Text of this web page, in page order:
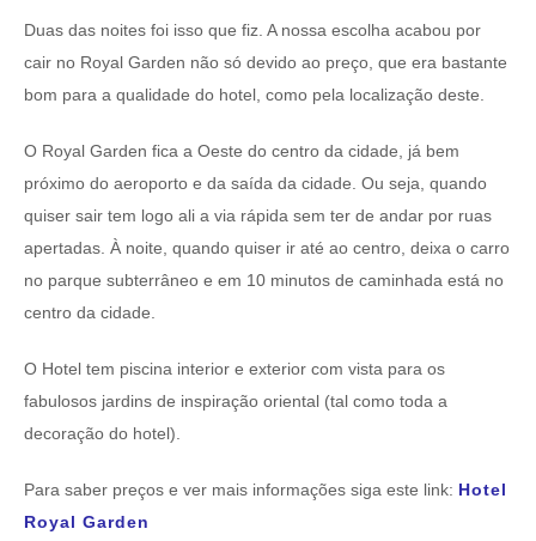
Duas das noites foi isso que fiz. A nossa escolha acabou por
cair no Royal Garden não só devido ao preço, que era bastante
bom para a qualidade do hotel, como pela localização deste.
O Royal Garden fica a Oeste do centro da cidade, já bem
próximo do aeroporto e da saída da cidade. Ou seja, quando
quiser sair tem logo ali a via rápida sem ter de andar por ruas
apertadas. À noite, quando quiser ir até ao centro, deixa o carro
no parque subterrâneo e em 10 minutos de caminhada está no
centro da cidade.
O Hotel tem piscina interior e exterior com vista para os
fabulosos jardins de inspiração oriental (tal como toda a
decoração do hotel).
Para saber preços e ver mais informações siga este link: Hotel
Royal Garden